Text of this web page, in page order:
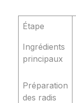
Étape
Ingrédients
principaux
Préparation
des radis